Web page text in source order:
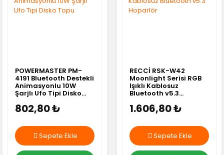
POWERMASTER PM-
4191 Bluetooth Destekli
Animasyonlu 10W
Şarjlı Ufo Tipi Disko
802,80 ₺
Sepete Ekle
RECCİ RSK-W42
Moonlight Serisi RGB
Işıklı Kablosuz
Bluetooth v5.3
1.606,80 ₺
Sepete Ekle